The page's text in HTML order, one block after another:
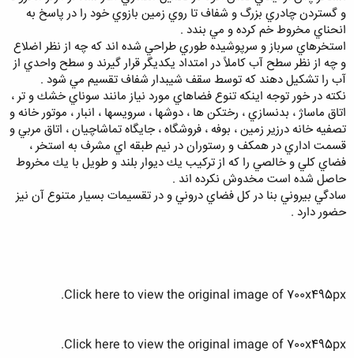
و گستردن چادري بزرگ و شفاف تا روي زمين بازوي خود را در پاسخ به
انحناي مخروط خم كرده و مي بندد .
استخرهاي سرباز و سرپوشيده طوري طراحي شده اند كه چه از نظر اضلاع
و چه از نظر سطح آب كاملاً در امتداد يكديگر قرار گيرند و سطح واحدي از
آب را تشكيل دهند كه توسط سقف شيبدار شفاف تقسيم مي شود .
نكته در خور توجه اينكه تنوع فضاهاي مورد نياز مانند سوناي خشك و تر ،
اتاق ماساژ ، بدنسازي ، رختكن ها ، دوشها ، سرويسها ، انبار ، موتور خانه و
تصفيه خانه درزير زمين ، بوفه ، فروشگاه ، جايگاه تماشاچيان ، اتاق مربي و
قسمت اداري در همكف و رستوران در نيم طبقه اي مشرف به استخر ،
فضاي كلي و خالصي را كه از تركيب يك ديوار بلند و طويل با يك مخروط
حاصل شده است مخدوش نكرده اند .
سادگي بيروني بنا در كل فضاي دروني و در تقسيمات بسيار متنوع آن نيز
حضور دارد .
Click here to view the original image of 700x495px.
Click here to view the original image of 700x495px.